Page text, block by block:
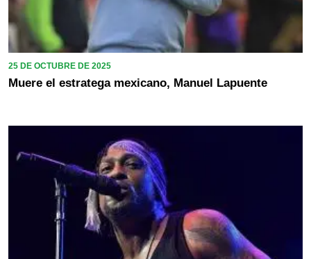
25 DE OCTUBRE DE 2025
Muere el estratega mexicano, Manuel Lapuente